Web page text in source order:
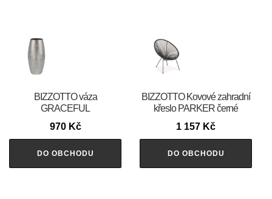
BIZZOTTO váza
GRACEFUL
970 Kč
DO OBCHODU
BIZZOTTO Kovové zahradní
křeslo PARKER černé
1 157 Kč
DO OBCHODU